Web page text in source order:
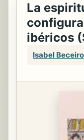
La
ibéricos
Isabel